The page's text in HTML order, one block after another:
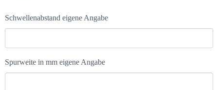
Schwellenabstand eigene Angabe
Spurweite in mm eigene Angabe